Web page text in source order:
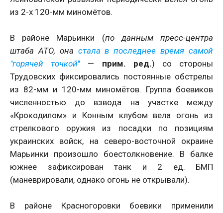
из 2-х 120-мм миномётов.
В районе Марьинки (по данным пресс-центра
штаба АТО, она стала в последнее время самой
"горячей точкой" — прим. ред.) со стороны
Трудовских фиксировались постоянные обстрелы
из 82-мм и 120-мм миномётов. Группа боевиков
численностью до взвода на участке между
«Крокодилом» и Конным клубом вела огонь из
стрелкового оружия из посадки по позициям
украинских войск, на северо-восточной окраине
Марьинки произошло боестолкновение. В балке
южнее зафиксирован танк и 2 ед. БМП
(маневрировали, однако огонь не открывали).
В районе Красногоровки боевики применили